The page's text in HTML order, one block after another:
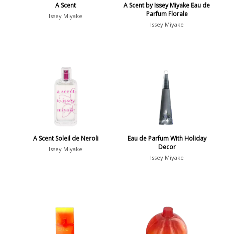
A Scent
Issey Miyake
A Scent by Issey Miyake Eau de
Parfum Florale
Issey Miyake
A Scent Soleil de Neroli
Issey Miyake
Eau de Parfum With Holiday
Decor
Issey Miyake